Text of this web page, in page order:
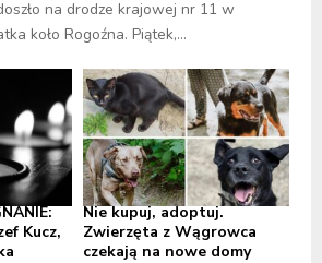
na drodze krajowej nr 11 w
koło Rogoźna. Piątek,...
Kucz,
Nie kupuj, adoptuj.
Zwierzęta z Wągrowca
czekają na nowe domy